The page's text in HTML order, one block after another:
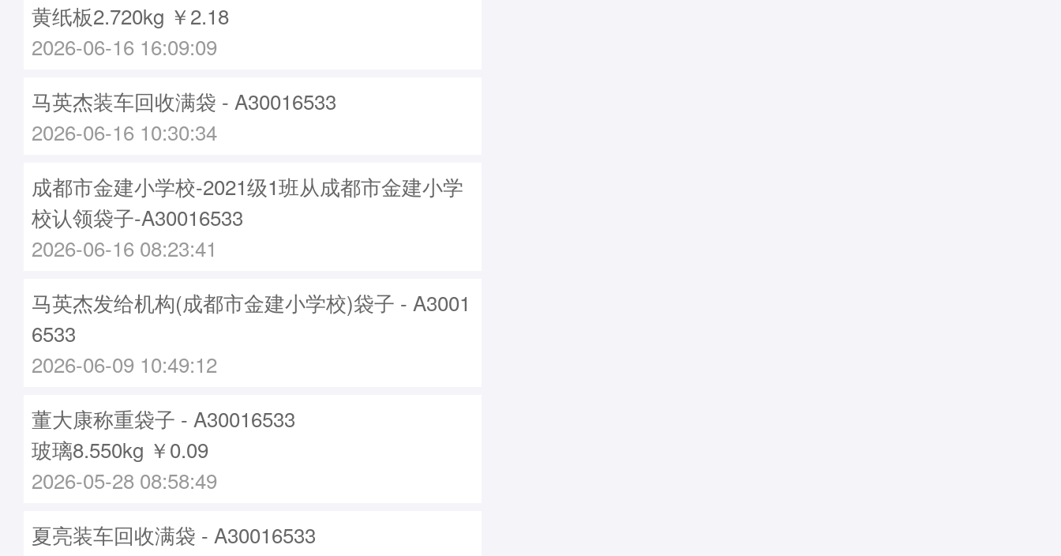
黄纸板2.720kg ￥2.18
2026-06-16 16:09:09
马英杰装车回收满袋 - A30016533
2026-06-16 10:30:34
成都市金建小学校-2021级1班从成都市金建小学
校认领袋子-A30016533
2026-06-16 08:23:41
马英杰发给机构(成都市金建小学校)袋子 - A3001
6533
2026-06-09 10:49:12
董大康称重袋子 - A30016533
玻璃8.550kg ￥0.09
2026-05-28 08:58:49
夏亮装车回收满袋 - A30016533